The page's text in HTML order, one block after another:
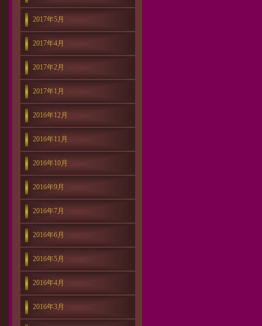
2017年5月
2017年4月
2017年2月
2017年1月
2016年12月
2016年11月
2016年10月
2016年9月
2016年7月
2016年6月
2016年5月
2016年4月
2016年3月